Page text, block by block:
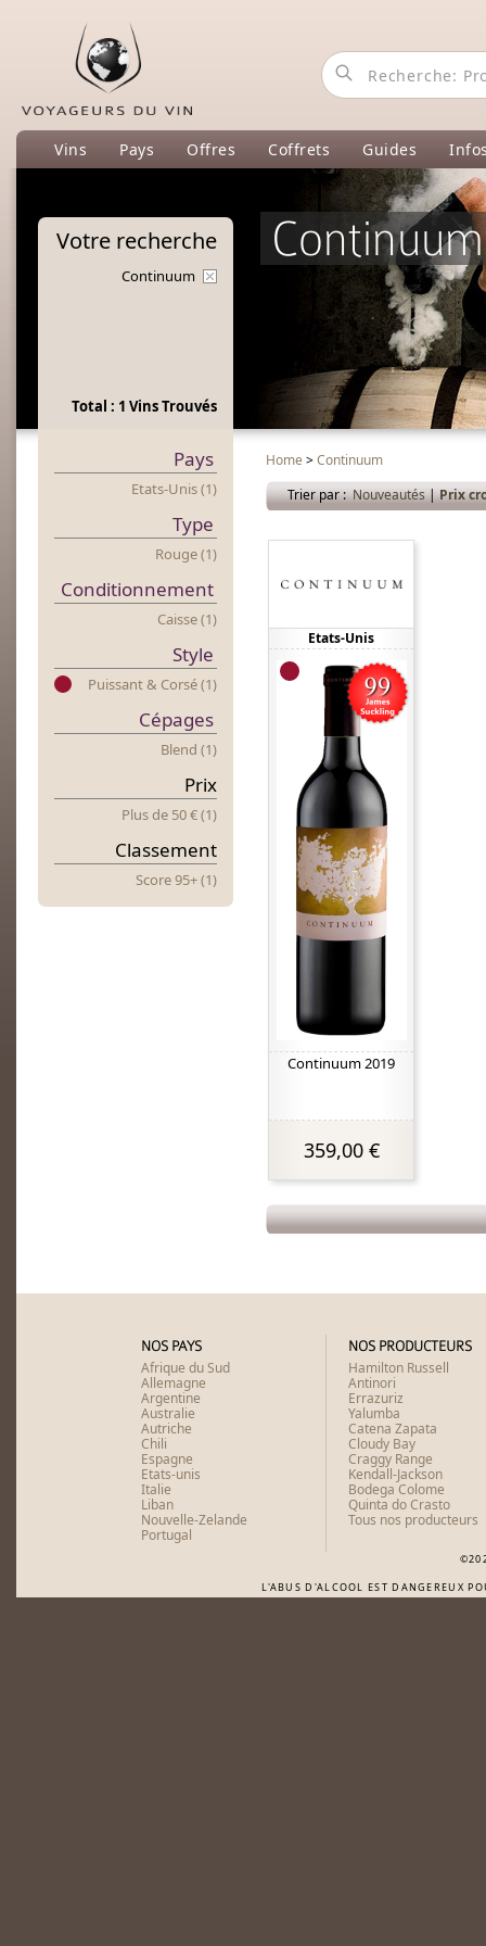
Vins Pays Offres Coffrets Guides
Votre recherche
Continuum
Total : 1 Vins Trouvés
Pays
Etats-Unis (1)
Type
Rouge (1)
Conditionnement
Caisse (1)
Style
Puissant & Corsé (1)
Cépages
Blend (1)
Prix
PlusdE 50 € (1)
Classement
Score 95+ (1)
Continuum
Home >Continuum
Trier par :Nouveautés|Prix
Etats-Unis
Continuum 2019
359,00 €
NOS PAYS
Afrique du Sud
Allemagne
Argentine
Australie
Autriche
Chili
Espagne
Etats-unis
Italie
Liban
Nouvelle-Zelande
Portugal
NOS PRODUCTEURS
Hamilton Russell
Antinori
Errazuriz
Yalumba
Catena Zapata
Cloudy Bay
Craggy Range
Kendall-Jackson
Bodega Colome
Quinta do Crasto
Tous nos producteurs
L'ABUS D'ALCOOL EST DANGEREUX